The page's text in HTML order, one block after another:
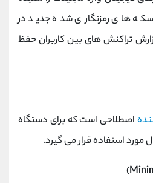
های رمزنگاری شده جدید در
تراکنش های بین کاربران حفظ
اصطلاحی است که برای دستگاه
مورد استفاده قرار می گیرد.